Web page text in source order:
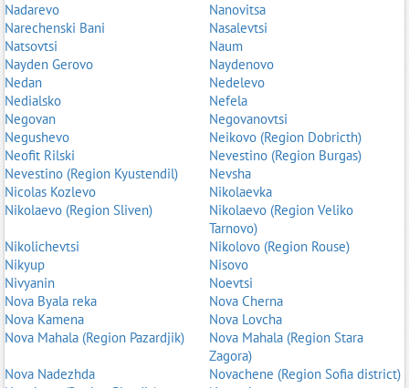
Nadarevo
Nanovitsa
Narechenski Bani
Nasalevtsi
Natsovtsi
Naum
Nayden Gerovo
Naydenovo
Nedan
Nedelevo
Nedialsko
Nefela
Negovan
Negovanovtsi
Negushevo
Neikovo (Region Dobricth)
Neofit Rilski
Nevestino (Region Burgas)
Nevestino (Region Kyustendil)
Nevsha
Nicolas Kozlevo
Nikolaevka
Nikolaevo (Region Sliven)
Nikolaevo (Region Veliko
Tarnovo)
Nikolichevtsi
Nikolovo (Region Rouse)
Nikyup
Nisovo
Nivyanin
Noevtsi
Nova Byala reka
Nova Cherna
Nova Kamena
Nova Lovcha
Nova Mahala (Region Pazardjik)
Nova Mahala (Region Stara
Zagora)
Nova Nadezhda
Novachene (Region Sofia district)